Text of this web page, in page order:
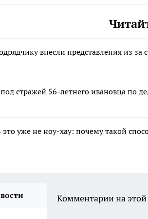
внесли представления из
стражей 56-летнего ивановца по
уже не ноу-хау: почему такой
Комментарии на